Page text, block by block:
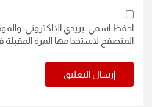
احفظ اسمي، بريدي الإلكتروني،
المتصفح لاستخدامها المرة المقبلة